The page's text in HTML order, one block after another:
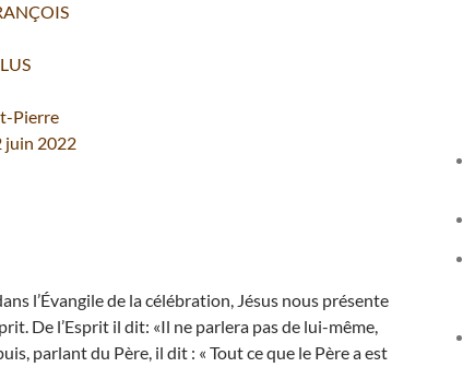
Pierre
juin 2022
l’Évangile de la célébration, Jésus nous présente
De l’Esprit il dit: «Il ne parlera pas de lui-même,
parlant du Père, il dit : « Tout ce que le Père a est